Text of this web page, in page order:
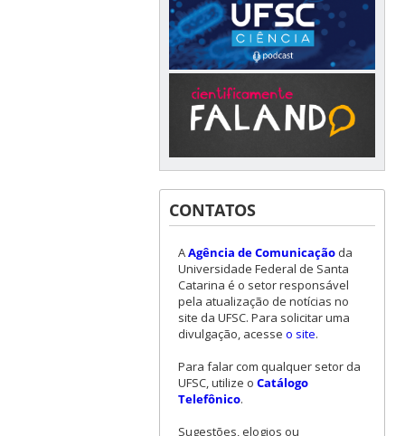
CONTATOS
AAgência de Comunicaçãoda
Universidade Federal de Santa
Catarina é o setor responsável
pela atualização de notícias no
site da UFSC. Para solicitar uma
divulgação, acesse o site.
Para falar com qualquer setor da
UFSC, utilize o Catálogo
Telefônico.
Sugestões, elogios ou